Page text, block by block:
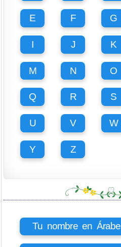
E F G
I J K
M N O
Q R S
U V W
Y Z
Tu nombre en Árabe